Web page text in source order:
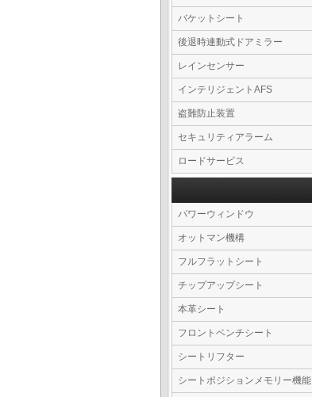
バケットシート
後退時連動式ドアミラー
レインセンサー
インテリジェントAFS
盗難防止装置
セキュリティアラーム
ロードサービス
パワーウィンドウ
オットマン機構
フルフラットシート
チップアップシート
本革シート
フロントベンチシート
シートリフター
シートポジションメモリー機能